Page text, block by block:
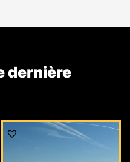
dernière